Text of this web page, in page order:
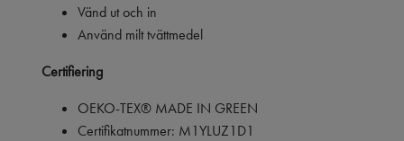
Vänd ut och in
Använd milt tvättmedel
Certifiering
OEKO-TEX® MADE IN GREEN
Certifikatnummer: M1YLUZ1D1